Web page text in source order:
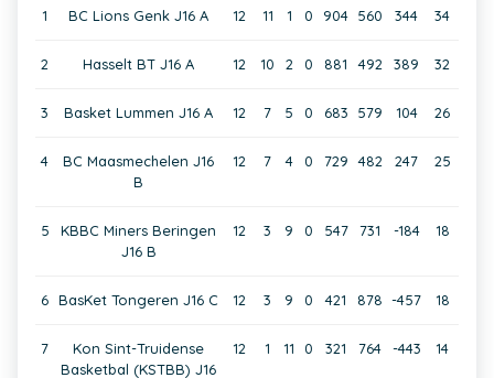
1 BC Lions Genk J16 A 12 11 1 0 904 560 344 34
2 Hasselt BT J16 A 12 10 2 0 881 492 389 32
3 Basket Lummen J16 A 12 7 5 0 683 579 104 26
4
BC Maasmechelen J16
B
12 7 4 0 729 482 247 25
5
KBBC Miners Beringen
J16 B
12 3 9 0 547 731 -184 18
6 BasKet Tongeren J16 C 12 3 9 0 421 878 -457 18
7
Kon Sint-Truidense
Basketbal (KSTBB) J16
12 1 11 0 321 764 -443 14